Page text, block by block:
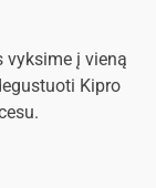
vyksime į vieną
Kipro